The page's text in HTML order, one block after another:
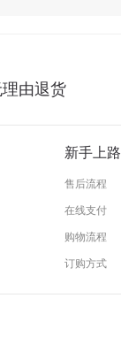
由退货
新手上路
售后流程
在线支付
购物流程
订购方式